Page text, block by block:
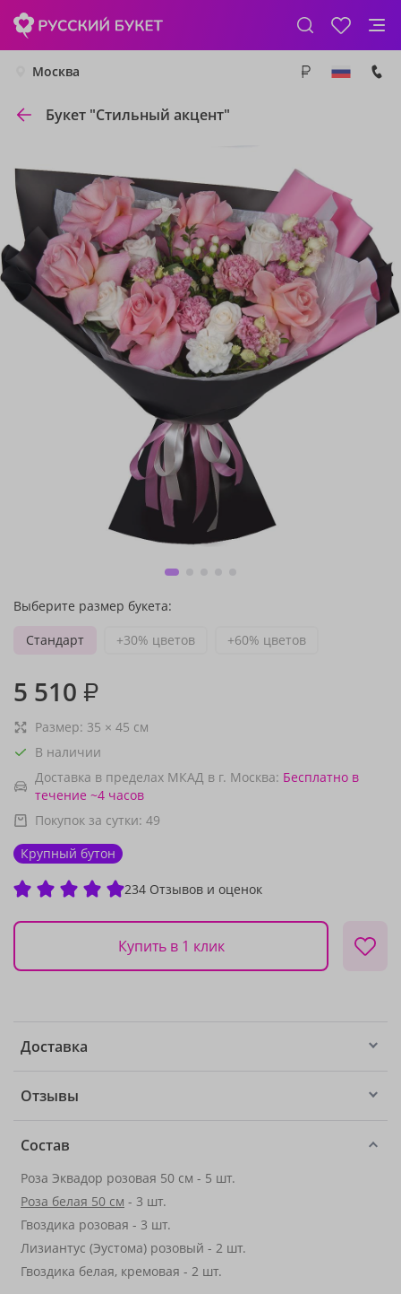
Москва
Букет "Стильный акцент"
Выберите размер букета:
Стандарт
+30% цветов +60% цветов
5 510 ₽
Размер: 35 × 45 см
В наличии
Доставка в пределах МКАД в г. Москва: Бесплатно в
течение ~4 часов
Покупок за сутки: 49
Крупный бутон
234 Отзывов и оценок
Купить в 1 клик
Доставка
Отзывы
Состав
Роза Эквадор розовая 50 см - 5 шт.
Роза белая 50 см - 3 шт.
Гвоздика розовая - 3 шт.
Лизиантус (Эустома) розовый - 2 шт.
Гвоздика белая, кремовая - 2 шт.